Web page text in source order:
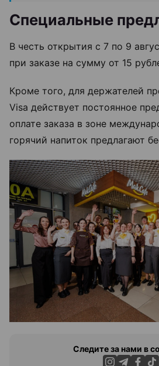
Специальные
В честь открытия с 7 по 9
при заказе на сумму от 15
Кроме того, для держателей
Visa действует постоянное
оплате заказа в зоне
горячий напиток предлагают
Следите за нами в